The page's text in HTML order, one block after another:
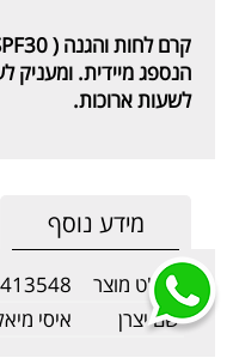
הנספג מיידית. ומעניק
לשעות ארוכות.
מידע נוסף
מק"ט מוצר
שם יצרן
איסי